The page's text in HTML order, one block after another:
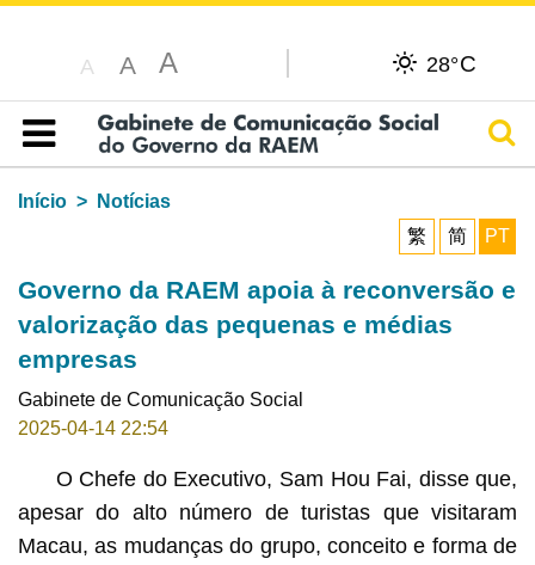
A A A 28°C
Índice
Início
Notícias
繁
简 PT
Governo da RAEM apoia à reconversão e
valorização das pequenas e médias
empresas
Gabinete de Comunicação Social
2025-04-14 22:54
O Chefe do Executivo, Sam Hou Fai, disse que,
apesar do alto número de turistas que visitaram
Macau, as mudanças do grupo, conceito e forma de